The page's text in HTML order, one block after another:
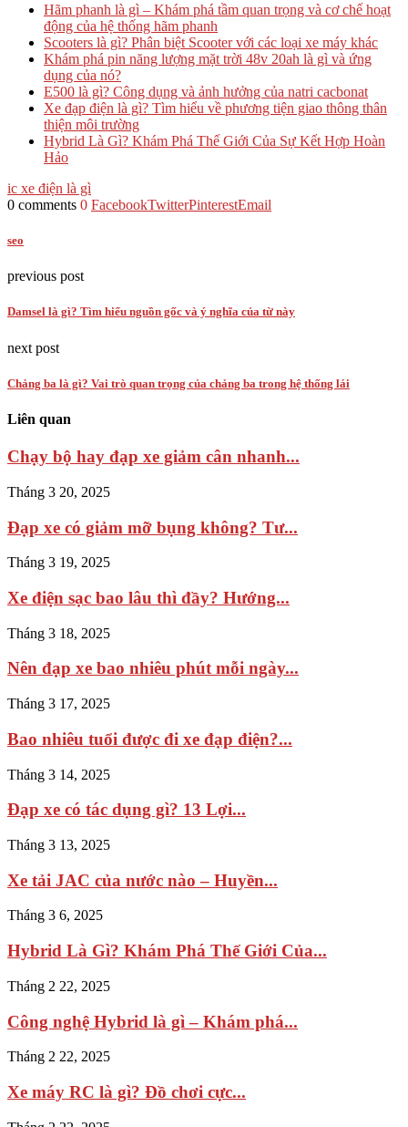
Hãm phanh là gì – Khám phá tầm quan trọng và cơ chế hoạt
động của hệ thống hãm phanh
Scooters là gì? Phân biệt Scooter với các loại xe máy khác
Khám phá pin năng lượng mặt trời 48v 20ah là gì và ứng
dụng của nó?
E500 là gì? Công dụng và ảnh hưởng của natri cacbonat
Xe đạp điện là gì? Tìm hiểu về phương tiện giao thông thân
thiện môi trường
Hybrid Là Gì? Khám Phá Thế Giới Của Sự Kết Hợp Hoàn
Hảo
ic xe điện là gì
0 comments 0 FacebookTwitterPinterestEmail
seo
previous post
Damsel là gì? Tìm hiểu nguồn gốc và ý nghĩa của từ này
next post
Chảng ba là gì? Vai trò quan trọng của chảng ba trong hệ thống lái
Liên quan
Chạy bộ hay đạp xe giảm cân nhanh...
Tháng 3 20, 2025
Đạp xe có giảm mỡ bụng không? Tư...
Tháng 3 19, 2025
Xe điện sạc bao lâu thì đầy? Hướng...
Tháng 3 18, 2025
Nên đạp xe bao nhiêu phút mỗi ngày...
Tháng 3 17, 2025
Bao nhiêu tuổi được đi xe đạp điện​?...
Tháng 3 14, 2025
Đạp xe có tác dụng gì? 13 Lợi...
Tháng 3 13, 2025
Xe tải JAC của nước nào – Huyền...
Tháng 3 6, 2025
Hybrid Là Gì? Khám Phá Thế Giới Của...
Tháng 2 22, 2025
Công nghệ Hybrid là gì – Khám phá...
Tháng 2 22, 2025
Xe máy RC là gì? Đồ chơi cực...